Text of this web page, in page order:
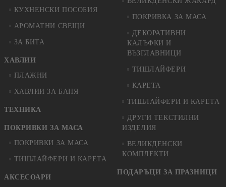
КУХНЕНСКИ ПОСОБИЯ
АРОМАТНИ СВЕЩИ
ЗА БИТА
ХАВЛИИ
ПЛАЖНИ
ХАВЛИИ ЗА БАНЯ
ТЕХНИКА
ПОКРИВКИ ЗА МАСА
ПОКРИВКИ ЗА МАСА
ТИШЛАЙФЕРИ И КАРЕТА
АКСЕСОАРИ
ПОКРИВКА ЗА МАСА
ДЕКОРАТИВНИ
КАЛЪФКИ И
ВЪЗГЛАВНИЦИ
ТИШЛАЙФЕРИ
КАРЕТА
ТИШЛАЙФЕРИ И КАРЕТА
ДРУГИ ТЕКСТИЛНИ
ИЗДЕЛИЯ
ВЕЛИКДЕНСКИ
КОМПЛЕКТИ
ПОДАРЪЦИ ЗА ПРАЗНИЦИ